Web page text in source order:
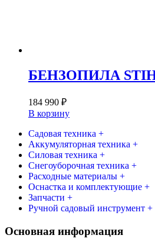
БЕНЗОПИЛА
184 990 ₽
В корзину
Садовая техника +
Аккумуляторная техника +
Силовая техника +
Снегоуборочная техника +
Расходные материалы +
Оснастка и комплектующие +
Запчасти +
Ручной садовый инструмент +
Основная информация